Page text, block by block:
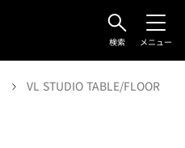
検索 メニュー
VL STUDIO TABLE/FLOOR